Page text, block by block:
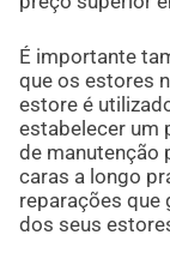
É importante
que os estores
estore é
estabelecer um
de manutenção
caras a longo
reparações que
dos seus